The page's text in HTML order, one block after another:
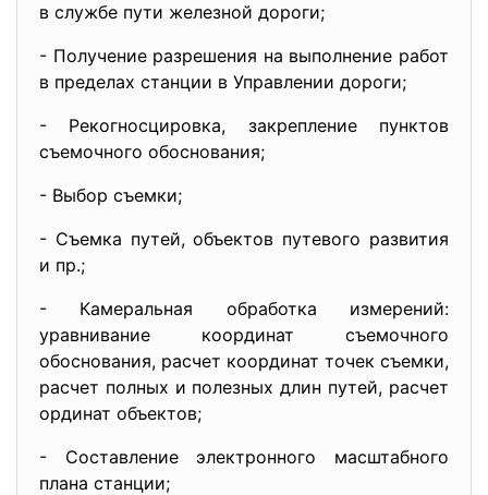
в службе пути железной дороги;
- Получение разрешения на выполнение работ
в пределах станции в Управлении дороги;
- Рекогносцировка, закрепление пунктов
съемочного обоснования;
- Выбор съемки;
- Съемка путей, объектов путевого развития
и пр.;
- Камеральная обработка измерений:
уравнивание координат съемочного
обоснования, расчет координат точек съемки,
расчет полных и полезных длин путей, расчет
ординат объектов;
- Составление электронного масштабного
плана станции;